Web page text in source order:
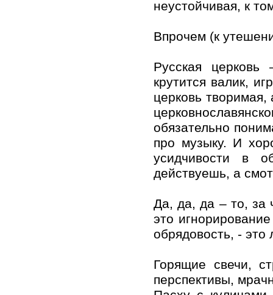
неустойчивая, к
Впрочем (к
Русская
крутится валик,
церковь
обязательно
про музыку. И
усидчивости в
действуешь, а
Да, да, да – то, за
это
обрядовость, -
Горящие свечи,
перспективы,